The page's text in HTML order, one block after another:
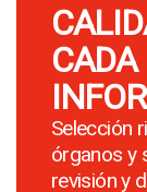
CADA
Selección
órganos y
revisión y